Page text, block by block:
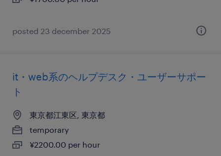
posted 23 december 2025
it・web系のヘルプデスク・ユーザーサポー
ト
東京都江東区, 東京都
temporary
¥2200.00 per hour